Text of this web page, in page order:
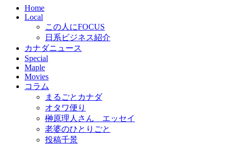
Home
Local
この人にFOCUS
日系ビジネス紹介
カナダニュース
Special
Maple
Movies
コラム
まるごとカナダ
オタワ便り
榊原理人さん エッセイ
老婆のひとりごと
投稿千景